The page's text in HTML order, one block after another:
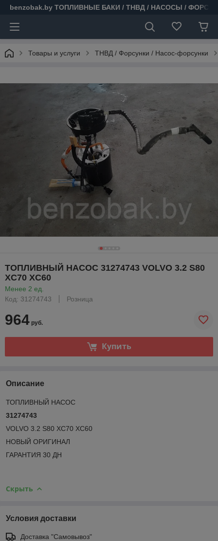
benzobak.by ТОПЛИВНЫЕ БАКИ / ТНВД / НАСОСЫ /
Товары и услуги ТНВД / Форсунки / Насос-форсунки
ТОПЛИВНЫЙ НАСОС 31274743 VOLVO 3.2 S80
XC70 XC60
Менее 2 ед.
Код: 31274743
Розница
964 руб.
Купить
Описание
ТОПЛИВНЫЙ НАСОС
31274743
VOLVO 3.2 S80 XC70 XC60
НОВЫЙ ОРИГИНАЛ
ГАРАНТИЯ 30 ДН
Скрыть
Условия доставки
Доставка "Самовывоз"